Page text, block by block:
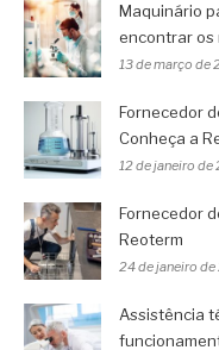
Maquinário
encontrar os
13 de março de
Fornecedor
Conheça a
12 de janeiro
Fornecedor
Reoterm
24 de janeiro
Assistência